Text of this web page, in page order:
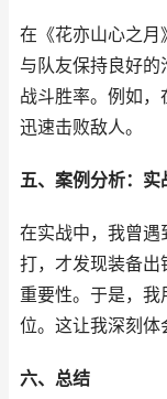
在《花亦山心之月
与队友保持良好
战斗胜率。例如
迅速击败敌人。
五、案例分析：实
在实战中，我曾遇
打，才发现装备出
重要性。于是，
位。这让我深刻体
六、总结